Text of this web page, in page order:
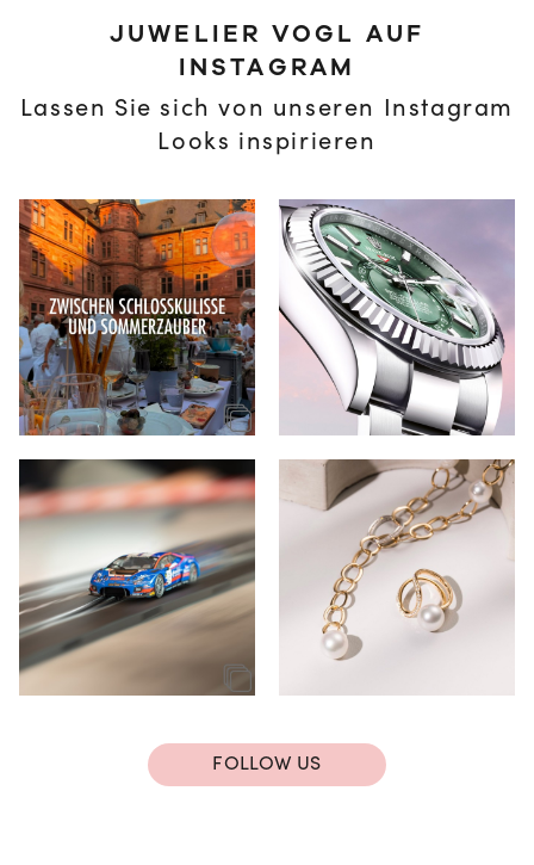
JUWELIER VOGL AUF
INSTAGRAM
Lassen Sie sich von unseren Instagram
Looks inspirieren
FOLLOW US